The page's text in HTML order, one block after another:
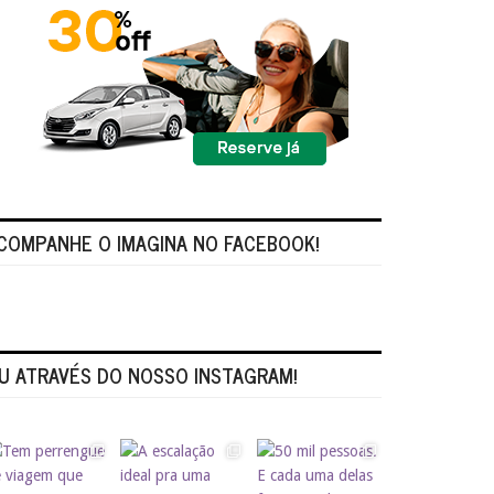
O IMAGINA NO FACEBOOK!
ATRAVÉS DO NOSSO INSTAGRAM!